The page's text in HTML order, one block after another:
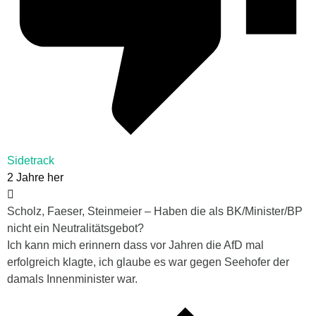
Sidetrack
2 Jahre her
Scholz, Faeser, Steinmeier – Haben die als BK/Minister/BP
nicht ein Neutralitätsgebot?
Ich kann mich erinnern dass vor Jahren die AfD mal
erfolgreich klagte, ich glaube es war gegen Seehofer der
damals Innenminister war.